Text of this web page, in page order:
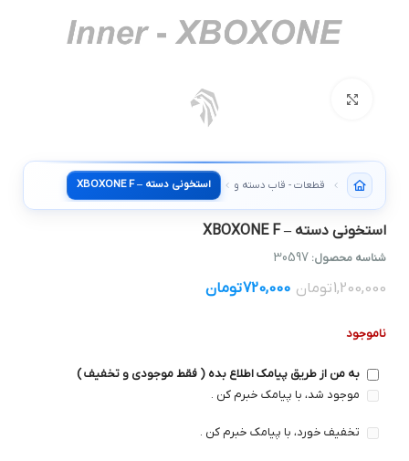
قطعات - قاب دسته و استخونياستخوني دسته – XBOXONE F
استخوني دسته – XBOXONE F
شناسه محصول: 30597
1,200,000تومان 720,000تومان
ناموجود
به من از طریق پیامک اطلاع بده ( فقط موجودی و تخفیف )
موجود شد، با پیامک خبرم کن .
تخفیف خورد، با پیامک خبرم کن .